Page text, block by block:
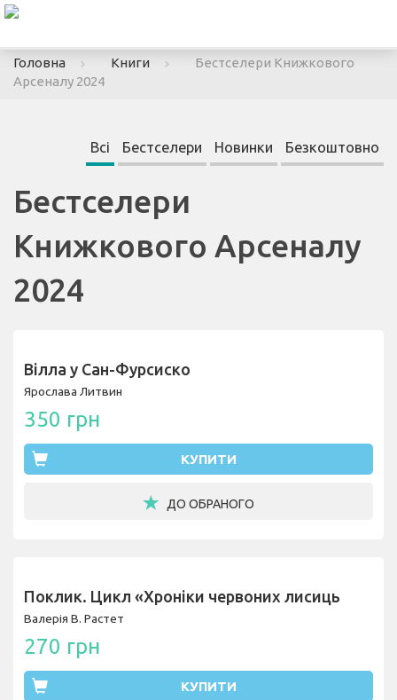
Головна
Книги
Бестселери Книжкового
Арсеналу 2024
Всі Бестселери Новинки Безкоштовно
Бестселери
Книжкового Арсеналу
2024
Вілла у Сан-Фурсиско
Ярослава Литвин
350 грн
КУПИТИ
ДО ОБРАНОГО
Поклик. Цикл «Хроніки червоних лисиць
Валерія В. Растет
270 грн
КУПИТИ